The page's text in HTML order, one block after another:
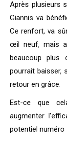
Après plusieurs
Giannis va
Ce renfort, va
œil neuf, mais
beaucoup plus
pourrait baisser,
retour en grâce.
Est-ce que
augmenter
potentiel numéro